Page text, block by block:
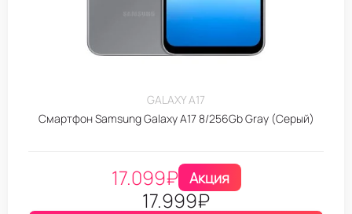
GALAXY A17
Смартфон Samsung Galaxy A17 8/256Gb Gray (Серый)
17.099₽ Акция
17.999₽